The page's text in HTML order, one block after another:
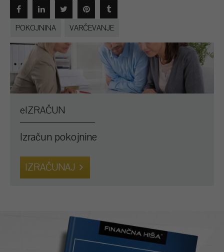
POKOJNINA VARČEVANJE
eIZRAČUN
Izračun pokojnine
IZRAČUNAJ